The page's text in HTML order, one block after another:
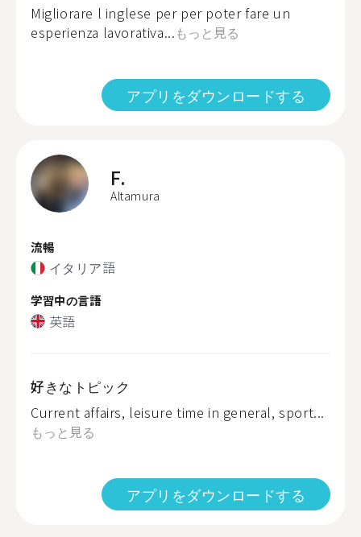
Migliorare l inglese per per poter fare un
esperienza lavorativa...もっと見る
アプリをダウンロードする
F.
Altamura
流暢
イタリア語
学習中の言語
英語
好きなトピック
Current affairs, leisure time in general, sport...
もっと見る
アプリをダウンロードする